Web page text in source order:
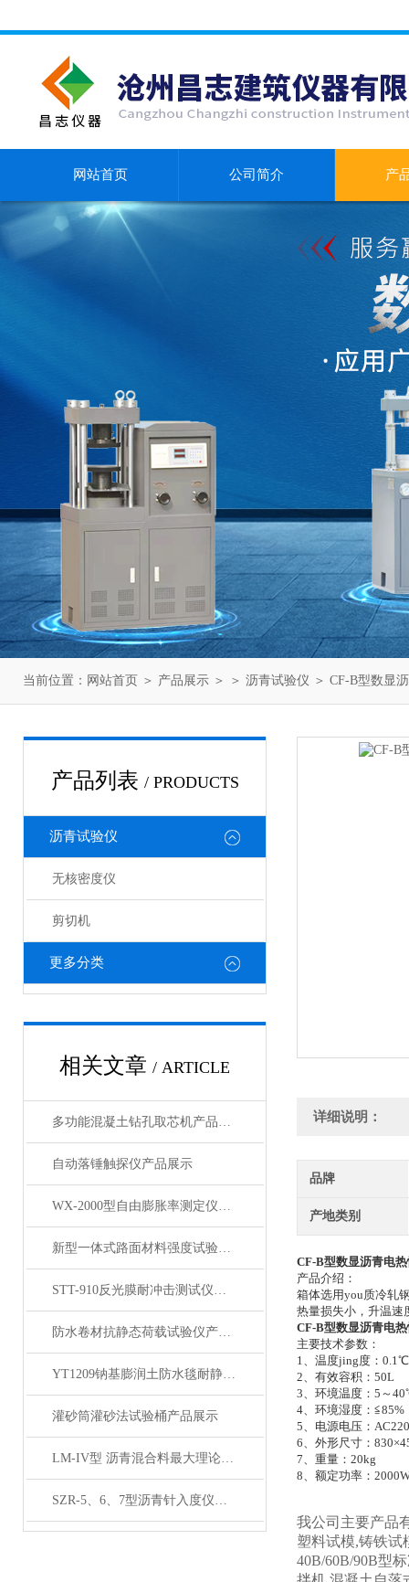
网站首页 公司简介 产
当前位置： 网站首页 ＞ 产品展示 ＞ ＞ 沥青试验仪 ＞ CF-B型数显
产品列表 / PRODUCTS
沥青试验仪
无核密度仪
剪切机
更多分类
相关文章 / ARTICLE
多功能混凝土钻孔取芯机产品展示
自动落锤触探仪产品展示
WX-2000型自由膨胀率测定仪产品展示
新型一体式路面材料强度试验机产品展示
STT-910反光膜耐冲击测试仪产品展示
防水卷材抗静态荷载试验仪产品展示
YT1209钠基膨润土防水毯耐静水压测定仪产品展示
灌砂筒灌砂法试验桶产品展示
LM-IV型 沥青混合料最大理论密度仪 (屏显全自动）展示
SZR-5、6、7型沥青针入度仪产品展示
详细说明：
品牌
产地类别
CF-B型数显沥青电
产品介绍：
箱体选用you质冷轧
热量损失小，升温速
CF-B型数显沥青电
主要技术参数：
1、温度jing度：0.1℃
2、有效容积：50L
3、环境温度：5～
4、环境湿度：≦85%
5、电源电压：
6、外形尺寸：
7、重量：20kg
8、额定功率：
我公司主要产品
塑料试模,铸铁试
40B/60B/90B型